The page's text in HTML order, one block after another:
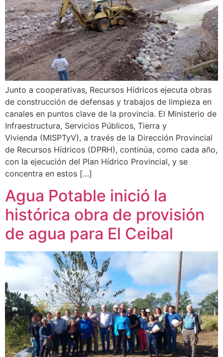
Junto a cooperativas, Recursos Hídricos ejecuta obras
de construcción de defensas y trabajos de limpieza en
canales en puntos clave de la provincia. El Ministerio de
Infraestructura, Servicios Públicos, Tierra y
Vivienda (MISPTyV), a través de la Dirección Provincial
de Recursos Hídricos (DPRH), continúa, como cada año,
con la ejecución del Plan Hídrico Provincial, y se
concentra en estos […]
Agua Potable inició la
histórica obra de provisión
de agua para El Ceibal